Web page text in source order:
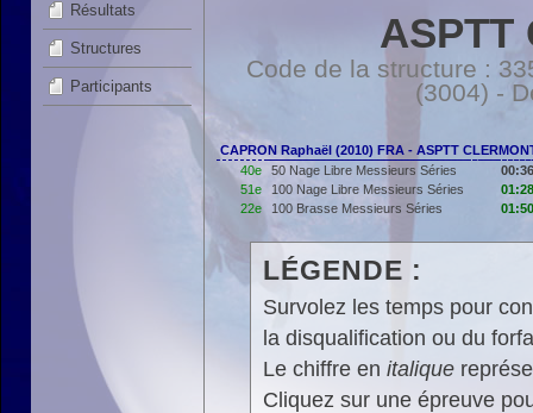
Résultats
Structures
Participants
ASPTT
Code de la structure :
(3004) -
CAPRON Raphaël (2010) FRA - ASPTT
40e
50 Nage Libre Messieurs Séries
51e
100 Nage Libre Messieurs Séries
22e
100 Brasse Messieurs Séries
LÉGENDE :
Survolez les temps pour
la disqualification ou du
Le chiffre en italique
Cliquez sur une épreuve